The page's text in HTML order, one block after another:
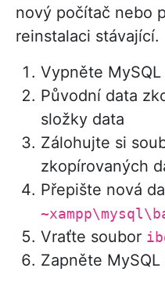
nový počítač nebo
reinstalaci stávající.
Vypněte
Původní data
složky data
Zálohujte si
zkopírovaných
Přepište nová
Vraťte soubor
Zapněte